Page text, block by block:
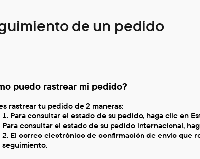
de un pedido
puedo rastrear mi pedido?
rastrear tu pedido de 2 maneras:
Para consultar el estado de su pedido, haga clic en
Para consultar el estado de su pedido internacional,
El correo electrónico de confirmación de envío que
seguimiento.